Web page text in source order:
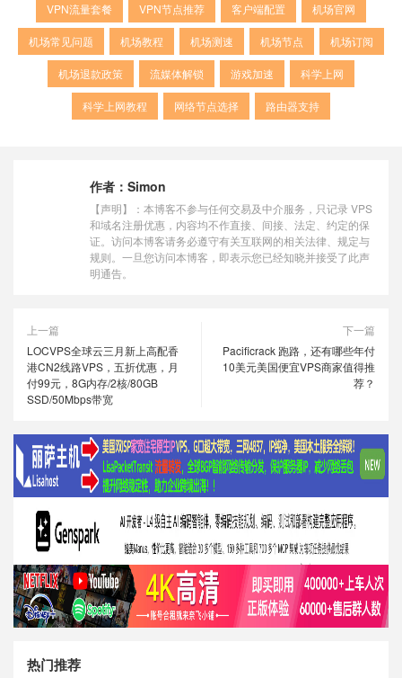
VPN流量套餐 VPN节点推荐 客户端配置 机场官网
机场常见问题 机场教程 机场测速 机场节点 机场订阅
机场退款政策 流媒体解锁 游戏加速 科学上网
科学上网教程 网络节点选择 路由器支持
作者： Simon
【声明】：本博客不参与任何交易及中介服务，只记录 VPS
和域名注册优惠，内容均不作直接、间接、法定、约定的保
证。访问本博客请务必遵守有关互联网的相关法律、规定与
规则。一旦您访问本博客，即表示您已经知晓并接受了此声
明通告。
上一篇
LOCVPS全球云三月新上高配香
港CN2线路VPS，五折优惠，月
付99元，8G内存/2核/80GB
SSD/50Mbps带宽
下一篇
Pacificrack 跑路，还有哪些年付
10美元美国便宜VPS商家值得推
荐？
热门推荐